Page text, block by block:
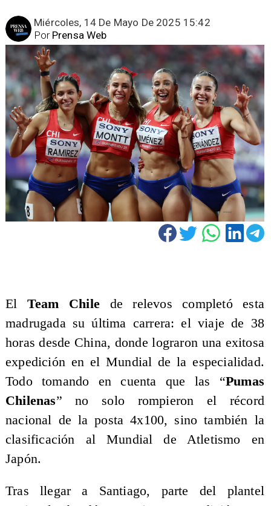
Miércoles, 14 De Mayo De 2025 15:42
Prensa Web
Por
El Team Chile de relevos completó esta
madrugada su última carrera: el viaje de 38
horas desde China, donde lograron una exitosa
expedición en el Mundial de la especialidad.
Todo tomando en cuenta que las “Pumas
Chilenas” no solo rompieron el récord
nacional de la posta 4x100, sino también la
clasificación al Mundial de Atletismo en
Japón.
Tras llegar a Santiago, parte del plantel